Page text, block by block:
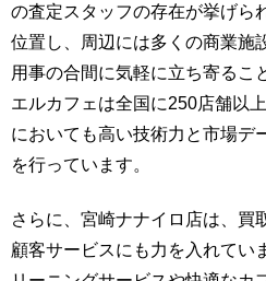
の査定スタッフの存在が挙げら
位置し、周辺には多くの商業施
用事の合間に気軽に立ち寄るこ
エルカフェは全国に250店舗以
においても高い技術力と市場デ
を行っています。
さらに、宮崎ナナイロ店は、買
顧客サービスにも力を入れてい